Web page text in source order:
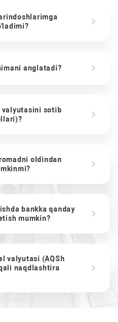
anglatadi?
valyutasini sotib
oldindan
bankka qanday
mumkin?
valyutasi (AQSh
naqdlashtira